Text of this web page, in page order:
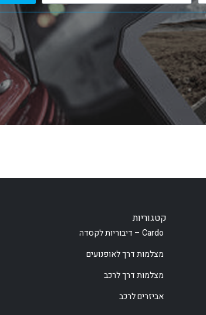
קטגוריות
Cardo – דיבוריות לקסדה
מצלמות דרך לאופנועים
מצלמות דרך לרכב
אביזרים לרכב